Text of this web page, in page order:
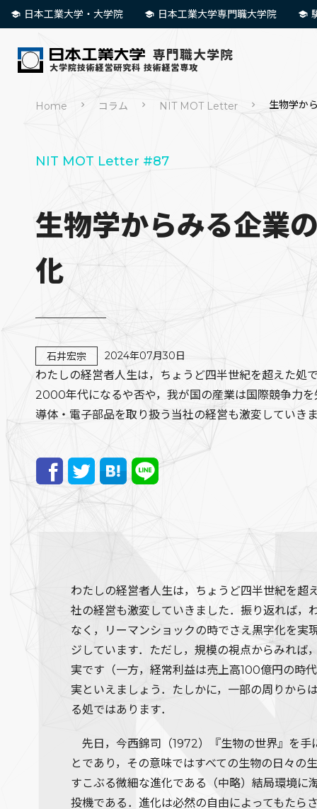
日本工業大学・大学院 日本工業大学専門職大学院
Home コラム NIT MOT Letter 生物学か
NIT MOT Letter #87
生物学からみる企業
化
石井宏宗 2024年07月30日
わたしの経営者人生は，ちょうど四半世紀を超えた処
2000年代になるや否や，我が国の産業は国際競争力を
導体・電子部品を取り扱う当社の経営も激変していき
わたしの経営者人生は，ちょうど四半世紀を
社の経営も激変していきました．振り返れば，
なく，リーマンショックの時でさえ黒字化を
ジしています．ただし，規模の視点からみれ
実です（一方，経常利益は売上高100億円の時
実といえましょう．たしかに，一部の周りから
る処ではあります．
先日，今西錦司（1972）『生物の世界』を手
とであり，その意味ではすべての生物の日々
すこぶる微細な進化である（中略）結局環境に
投機である．進化は必然の自由によってもたら